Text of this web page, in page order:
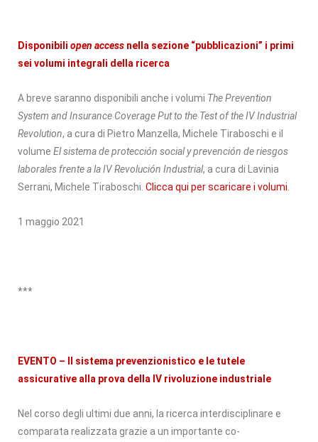
Disponibili open access nella sezione “pubblicazioni” i primi
sei volumi integrali della ricerca
A breve saranno disponibili anche i volumi The Prevention
System and Insurance Coverage Put to the Test of the IV Industrial
Revolution, a cura di Pietro Manzella, Michele Tiraboschi e il
volume El sistema de protección social y prevención de riesgos
laborales frente a la IV Revolución Industrial, a cura di Lavinia
Serrani, Michele Tiraboschi. Clicca qui per scaricare i volumi
1 maggio 2021
***
EVENTO – Il sistema prevenzionistico e le tutele
assicurative alla prova della IV rivoluzione industriale
Nel corso degli ultimi due anni, la ricerca interdisciplinare e
comparata realizzata grazie a un importante co-